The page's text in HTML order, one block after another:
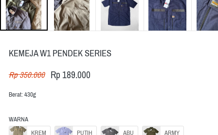
KEMEJA W1 PENDEK SERIES
Rp 350.000 Rp 189.000
Berat: 430g
WARNA
KREM
PUTIH ABU
ARMY